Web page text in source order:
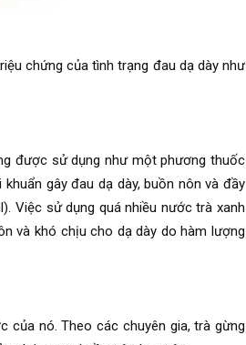
chứng của tình trạng đau dạ dày như
được sử dụng như một phương thuốc
gây đau dạ dày, buồn nôn và đầy
Việc sử dụng quá nhiều nước trà xanh
và khó chịu cho dạ dày do hàm lượng
của nó. Theo các chuyên gia, trà gừng